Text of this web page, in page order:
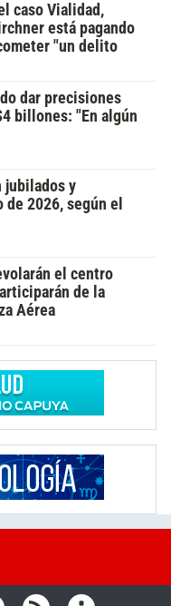
caso Vialidad,
está pagando
"un delito
dar precisiones
billones: "En algún
jubilados y
2026, según el
el centro
de la
Aérea